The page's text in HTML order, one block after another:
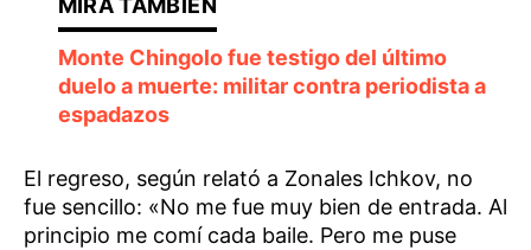
Monte Chingolo fue testigo del último
duelo a muerte: militar contra periodista a
espadazos
El regreso, según relató a Zonales Ichkov, no
fue sencillo: «No me fue muy bien de entrada. Al
principio me comí cada baile. Pero me puse